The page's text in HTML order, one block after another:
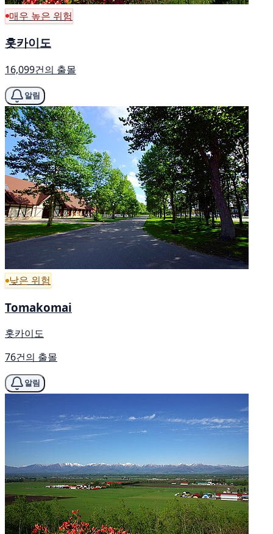
매우 높은 위험
홋카이도
16,099건의 출몰
알림
낮은 위험
Tomakomai
홋카이도
76건의 출몰
알림